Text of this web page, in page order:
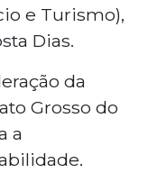
e Turismo),
Dias.
da
Grosso do
a